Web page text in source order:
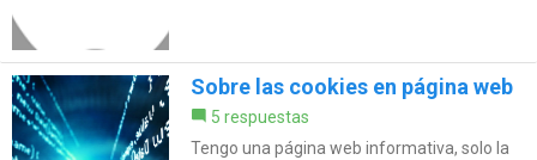
Sobre las cookies en página web
5 respuestas
Tengo una página web informativa, solo la